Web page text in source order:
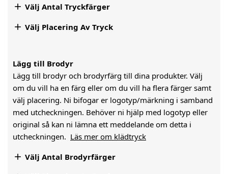
 Välj Antal Tryckfärger
 Välj Placering Av Tryck
Lägg till Brodyr
Lägg till brodyr och brodyrfärg till dina produkter. Välj
om du vill ha en färg eller om du vill ha flera färger samt
välj placering. Ni bifogar er logotyp/märkning i samband
med utcheckningen. Behöver ni hjälp med logotyp eller
original så kan ni lämna ett meddelande om detta i
utcheckningen. Läs mer om klädtryck
 Välj Antal Brodyrfärger